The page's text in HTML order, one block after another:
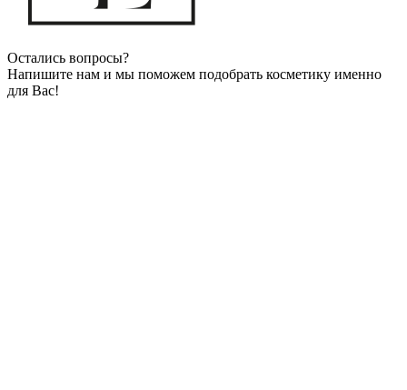
Остались вопросы?
Напишите нам и мы поможем подобрать косметику именно
для Вас!